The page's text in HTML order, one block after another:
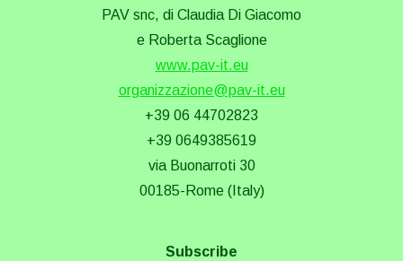
PAV snc, di Claudia Di Giacomo
e Roberta Scaglione
www.pav-it.eu
organizzazione@pav-it.eu
+39 06 44702823
+39 0649385619
via Buonarroti 30
00185-Rome (Italy)
Subscribe